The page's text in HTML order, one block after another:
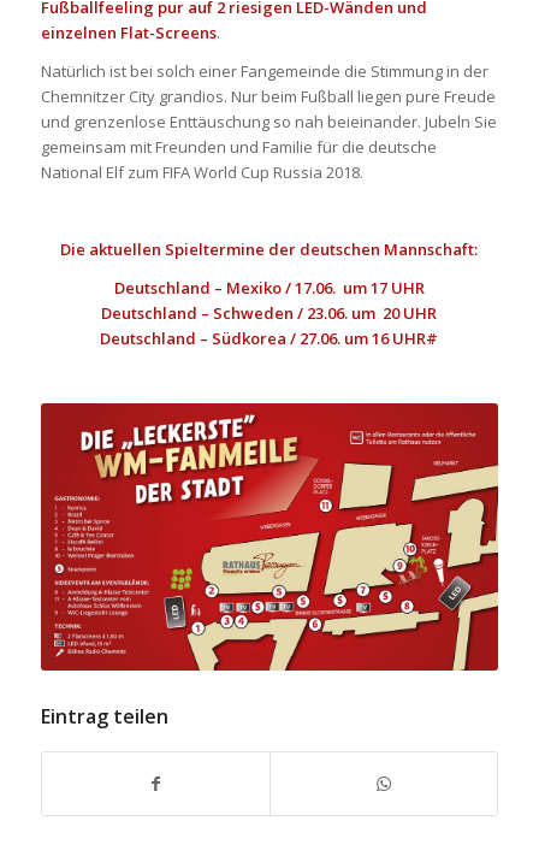
Fußballfeeling pur auf 2 riesigen LED-Wänden und
einzelnen Flat-Screens.
Natürlich ist bei solch einer Fangemeinde die Stimmung in der
Chemnitzer City grandios. Nur beim Fußball liegen pure Freude
und grenzenlose Enttäuschung so nah beieinander. Jubeln Sie
gemeinsam mit Freunden und Familie für die deutsche
National Elf zum FIFA World Cup Russia 2018.
Die aktuellen Spieltermine der deutschen Mannschaft:
Deutschland – Mexiko / 17.06. um 17 UHR
Deutschland – Schweden / 23.06. um 20 UHR
Deutschland – Südkorea / 27.06. um 16 UHR#
Eintrag teilen